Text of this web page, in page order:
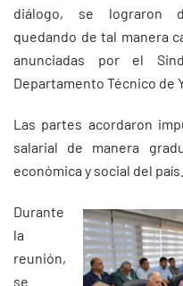
diálogo, se lograron
quedando de tal manera
anunciadas por el
Departamento Técnico de
Las partes acordaron
salarial de manera
económica y social del país.
Durante
la
reunión,
se